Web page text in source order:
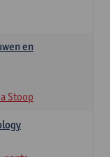
en
Stoop